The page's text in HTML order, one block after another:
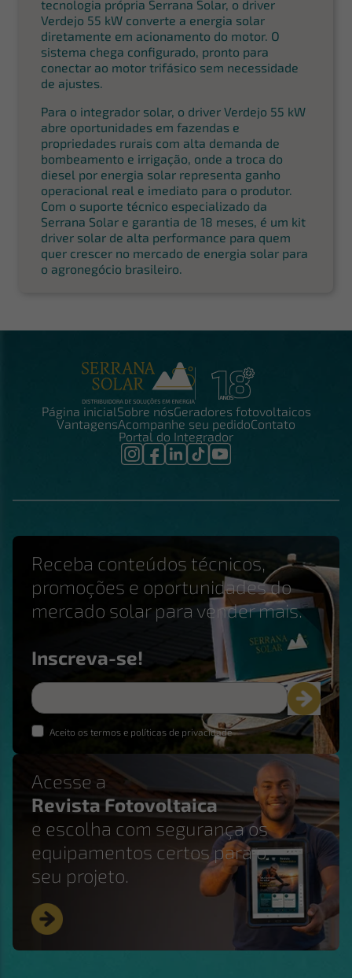
tecnologia própria Serrana Solar, o driver
Verdejo 55 kW converte a energia solar
diretamente em acionamento do motor. O
sistema chega configurado, pronto para
conectar ao motor trifásico sem necessidade
de ajustes.
Para o integrador solar, o driver Verdejo 55 kW
abre oportunidades em fazendas e
propriedades rurais com alta demanda de
bombeamento e irrigação, onde a troca do
diesel por energia solar representa ganho
operacional real e imediato para o produtor.
Com o suporte técnico especializado da
Serrana Solar e garantia de 18 meses, é um kit
driver solar de alta performance para quem
quer crescer no mercado de energia solar para
o agronegócio brasileiro.
Página inicialSobre nósGeradores fotovoltaicos
VantagensAcompanhe seu pedidoContato
Portal do Integrador
Receba conteúdos técnicos,
promoções e oportunidades do
mercado solar para vender mais.
Inscreva-se!
Aceito os termos e políticas de privacidade
Acesse a
Revista Fotovoltaica
e escolha com segurança os
equipamentos certos para o
seu projeto.